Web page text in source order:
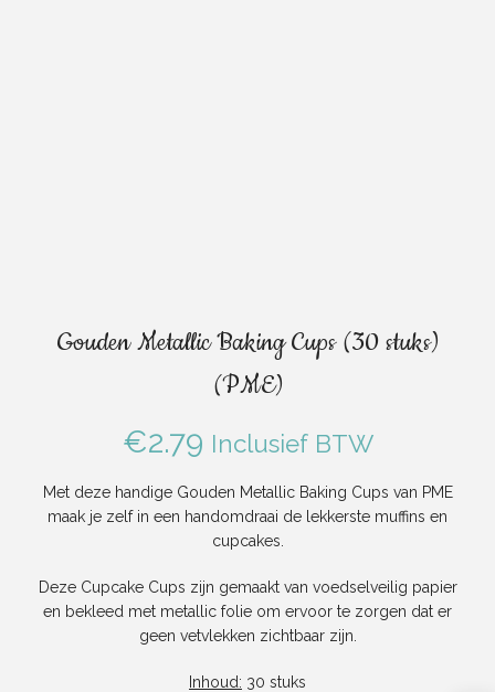
Gouden Metallic Baking Cups (30 stuks)
(PME)
€2.79 Inclusief BTW
Met deze handige Gouden Metallic Baking Cups van PME
maak je zelf in een handomdraai de lekkerste muffins en
cupcakes.
Deze Cupcake Cups zijn gemaakt van voedselveilig papier
en bekleed met metallic folie om ervoor te zorgen dat er
geen vetvlekken zichtbaar zijn.
Inhoud: 30 stuks